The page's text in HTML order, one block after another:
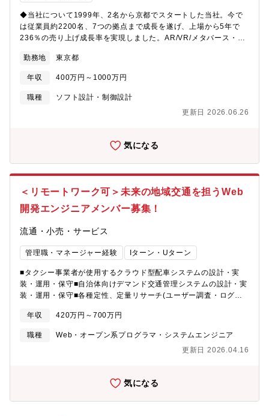
◆当社について1999年、2名から京都でスタートした当社。今で
は従業員約2200名、7つの拠点まで成長を遂げ、上場から5年で
236％の売り上げ成長率を実現しました。AR/VR/メタバース・
ソフトウェア・システム開発、機械・機構設計、電子電気回路設
計、化学・素材・バイオ分野など、幅広いフィールドでエンジニ
アが活躍しています。◆当社の強み・プロジェクト概要【IT×モノ
づくり】独自の「生成AI活用プロジェクト」で市場価値の高いエ
組込エンジニアが実務で「生成AI」を活用するための実践的な社
識）を持つエンジニアがAIスキルを習得することで、単なる設
計・開発にとどまらず、現場の課題をAIで解決する業務改善の提
案・実行までを担うことが可能です。＜プロジェクトの実績＞ 実
際に多くのエンジニアが参加し、検証段階で作業時間を50%～
80%以上削減するなど、現場の効率化に直結する成果を出してい
ます。最新のAI技術（ChatGPT, Dify, Cursor等）を実務レベルで
使いこなせる「次世代のエンジニア」としてのキャリアを形成で
等にて組込制御開発の業務をお任せします。案件は多数ございま
ては上流工程業務に従事いただきます。◆プロジェクト一例?家
通信/衛星関係の制御開発?列車走行に関わる制御システム開発?
EV・自動運転・ADAS関連の組込みソフト開発?次世代カーナビ関
連開発等＊プロジェクト先は基本的には当社のチーム体制（3名～
15名）がある環境です。＊適性やご希望に応じオープン系などの
発・テスト工程の自動化と効率化 開発実務に加え、最新の開発ツ
ールや生成AIを駆使したプロセス改善・自動化技術を習得・実践
スにしたコーディングや環境構築を自動
を約70%削減した実績あり。? テスト仕様書の自動生成： 基本設
勤務地 東京都
年収 400万円～1000万円
職種
ソフト設計・制御設計
更新日 2026.06.26
気になる
＜リモートワーク可＞未来の地域交通を担うWeb
開発エンジニアメンバー募集！
流通・小売・サービス
管理職・マネージャー経験 Iターン・Uターン
■タクシー事業者が使用するクラウド型配車システムの設計・実
装・運用・保守■自治体向けデマンド交通管理システムの設計・実
装・運用・保守■各種定性、定量リサーチ(ユーザー調査・ログ分
とのコミュニケーションおよび開発への落とし込み■営業やサポー
トなど他部署とのコミュニケーション※能力や意欲があれば、今
後オープンソースのプロジェクトにも参加して頂く可能性があり
ます電脳交通は地域交通の維持・存続を担うクラウド型タクシー
さらなる業務拡大・機能強化に向けて日本全国からエンジニアを
年収 420万円～700万円
職種
Web・オープン系プログラマ・システムエンジニア
更新日 2026.04.16
気になる